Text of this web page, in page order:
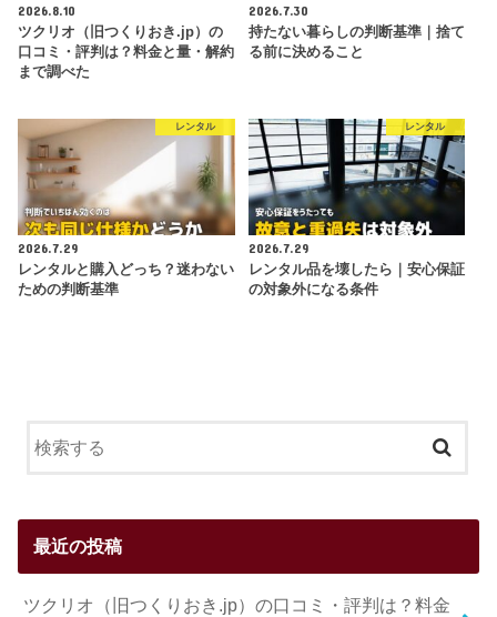
2026.8.10
ツクリオ（旧つくりおき.jp）の
口コミ・評判は？料金と量・解約
まで調べた
2026.7.30
持たない暮らしの判断基準｜捨て
る前に決めること
レンタル
2026.7.29
レンタルと購入どっち？迷わない
ための判断基準
レンタル
2026.7.29
レンタル品を壊したら｜安心保証
の対象外になる条件
最近の投稿
ツクリオ（旧つくりおき.jp）の口コミ・評判は？料金